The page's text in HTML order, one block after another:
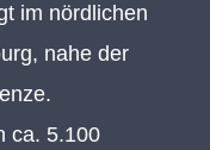
im nördlichen
nahe der
ca. 5.100